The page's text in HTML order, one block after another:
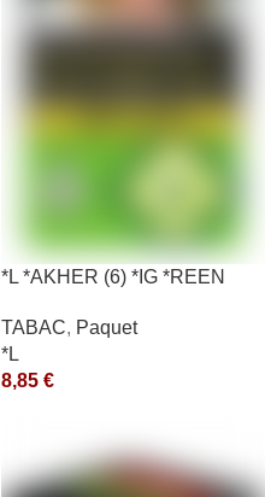
*L *AKHER (6) *IG *REEN
TABAC, Paquet
*L
8,85 €